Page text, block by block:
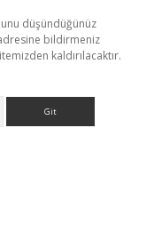
düşündüğünüz
bildirmeniz
kaldırılacaktır.